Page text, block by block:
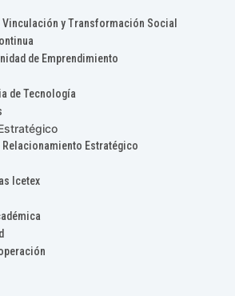
Vinculación y Transformación Social
de Emprendimiento
de Tecnología
Relacionamiento Estratégico
Icetex